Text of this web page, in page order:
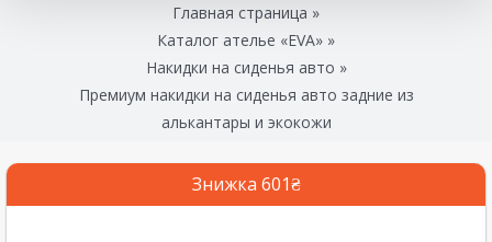
Главная страница »
Каталог ателье «EVA» »
Накидки на сиденья авто »
Премиум накидки на сиденья авто задние из
алькантары и экокожи
Знижка 601₴